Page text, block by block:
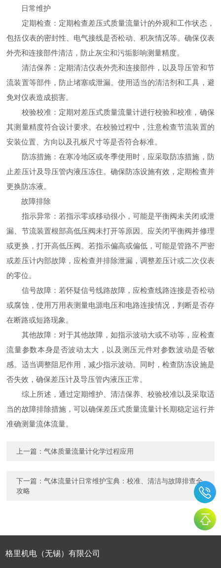
日常维护
定期检查：定期检查差压式质量流量计的外观和工作状态，
包括仪表的密封性、电气接线是否松动、积灰情况等。确保仪表
外壳和连接部件清洁，防止灰尘和污垢影响测量精度。
清洁保养：定期清洁仪表外壳和连接部件，以及导压管和节
流装置等部件，防止堵塞或泄漏。使用适当的清洁剂和工具，避
免对仪表造成损害。
校验校准：定期对差压式质量流量计进行校验和校准，确保
其测量精度符合设计要求。在校验过程中，注意检查节流装置的
安装位置、方向以及孔板尺寸等是否符合标准。
防冻措施：在寒冷地区或冬季使用时，应采取防冻措施，防
止差压计及导压管内液压冻住。确保防冻设施有效，定期检查并
更换防冻液。
故障排除
指示异常：若指示零或移动很小，可能是平衡阀未关闭或泄
漏、节流装置根部高低压阀未打开等原因。应关闭平衡阀并修理
或更换，打开高低压阀。若指示偏高或偏低，可能是管路不严密
或差压计内部故障，应检查并排除泄漏，调整差压计或二次仪表
的零位。
信号故障：若怀疑信号线路故障，应检查线路连接是否松动
或腐蚀，使用万用表测量电源电压和电路连接情况，判断是否存
在断路或短路现象。
其他故障：对于其他故障，如指示波动大或不动等，应检查
流量参数本身是否波动太大，以及测压元件对参数波动是否敏
感。适当调整阻尼作用，减少指示波动。同时，检查防冻设施是
否失效，确保差压计及导压管内液压正常。
综上所述，通过定期维护、清洁保养、校验校准以及采取适
当的故障排除措施，可以确保差压式质量流量计长期稳定运行并
准确测量流体流量。
上一篇：气体质量流量计化学过程应用
下一篇：气体流量计日常维护宝典：校准、清洁与故障排查全
攻略
格里机电（无锡）有限公司